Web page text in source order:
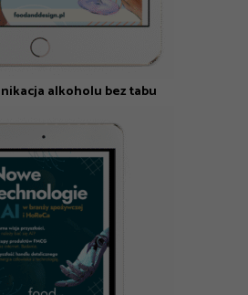
alkoholu bez tabu